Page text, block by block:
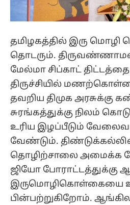
தமிழகத்தில் இரு
தொடரும்.
மேல்மா சிப்காட்
திருச்சியில்
தவறிய திமுக
சுரங்கத்துக்கு நிலம்
உரிய இழப்பீடும்
வேண்டும்.
தொழிற்சாலை அமைக்க
ஜியோ போராட்டத்துக்கு
இருமொழிகொள்கையை
பின்பற்றுகிறோம்.